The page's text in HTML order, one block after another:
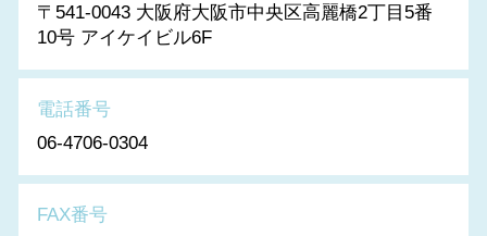
〒541-0043 大阪府大阪市中央区高麗橋2丁目5番
10号 アイケイビル6F
電話番号
06-4706-0304
FAX番号